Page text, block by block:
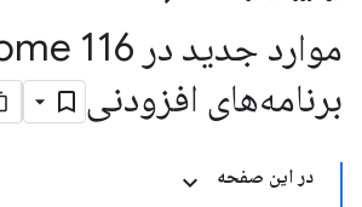
برنامه‌های افزودنی
در این صفحه